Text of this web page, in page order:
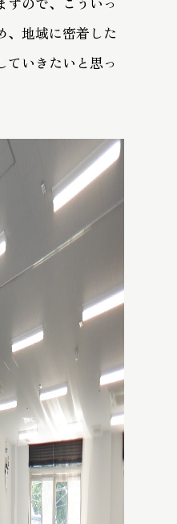
、地域に密着した
ていきたいと思っ